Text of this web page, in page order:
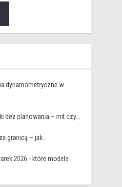
dynamometryczne w
bez planowania – mit czy...
granicą – jak...
2026 - które modele